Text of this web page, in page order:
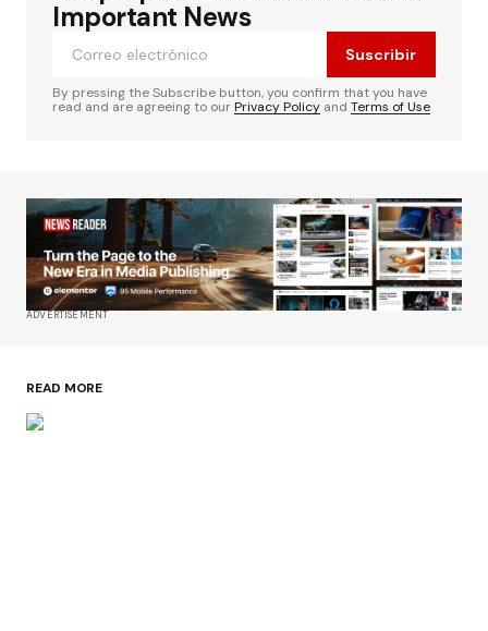
Important News
Suscribir
By pressing the Subscribe button, you confirm that you have
read and are agreeing to ourPrivacy Policy and Terms of Use
ADVERTISEMENT
READ MORE